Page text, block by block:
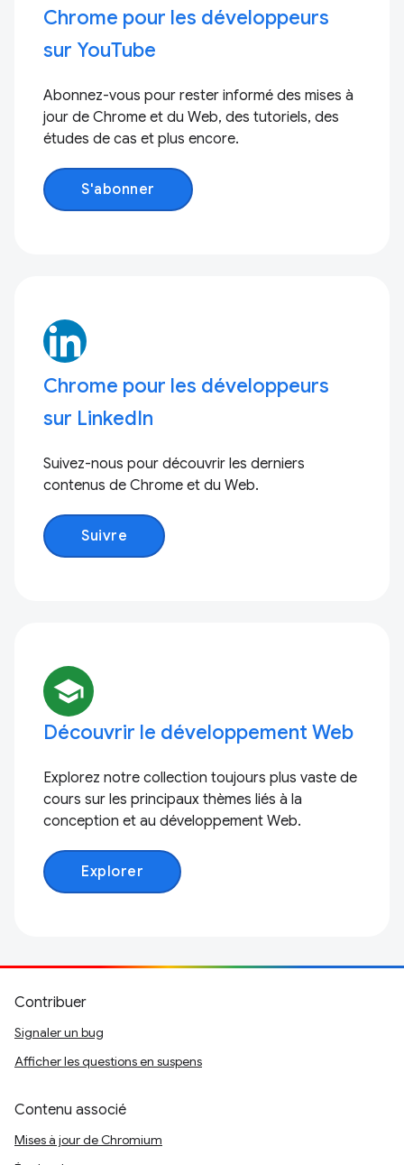
Chrome pour les développeurs
sur YouTube
Abonnez-vous pour rester informé des mises à
jour de Chrome et du Web, des tutoriels, des
études de cas et plus encore.
S'abonner
Chrome pour les développeurs
sur LinkedIn
Suivez-nous pour découvrir les derniers
contenus de Chrome et du Web.
Suivre
school
Découvrir le développement Web
Explorez notre collection toujours plus vaste de
cours sur les principaux thèmes liés à la
conception et au développement Web.
Explorer
Contribuer
Signaler un bug
Afficher les questions en suspens
Contenu associé
Mises à jour de Chromium